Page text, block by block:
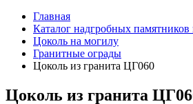
Главная
Каталог надгробных
Цоколь на могилу
Гранитные ограды
Цоколь из гранита ЦГ060
Цоколь из гранита